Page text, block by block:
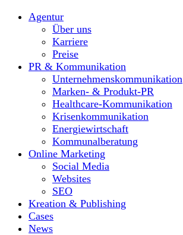
Agentur
Über uns
Karriere
Preise
PR & Kommunikation
Unternehmenskommunikation
Marken- & Produkt-PR
Healthcare-Kommunikation
Krisenkommunikation
Energiewirtschaft
Kommunalberatung
Online Marketing
Social Media
Websites
SEO
Kreation & Publishing
Cases
News